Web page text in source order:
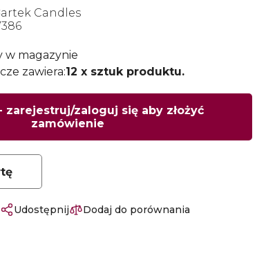
Candles
magazynie
zawiera:12 x sztuk produktu.
zarejestruj/zaloguj się aby złożyć
zamówienie
Udostępnij Dodaj do porównania